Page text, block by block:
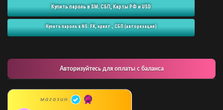
Купить пароль в SM: СБП, Карты РФ и USD
Купить пароль в NS: FK, крипт., СБП (авторизация)
Авторизуйтесь для оплаты с баланса
магазин